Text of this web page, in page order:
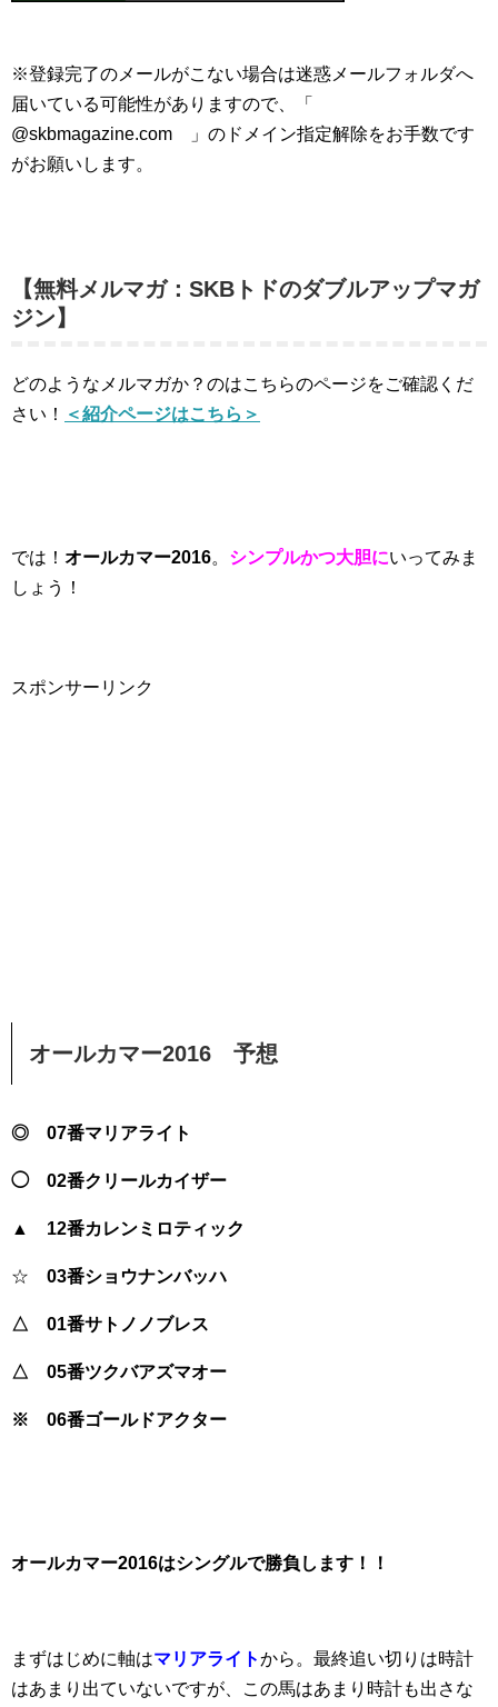
※登録完了のメールがこない場合は迷惑メールフォルダへ
届いている可能性がありますので、「
@skbmagazine.com 」のドメイン指定解除をお手数です
がお願いします。
【無料メルマガ：SKBトドのダブルアップマガ
ジン】
どのようなメルマガか？のはこちらのページをご確認くだ
さい！
＜紹介ページはこちら＞
では！ オールカマー2016。 シンプルかつ大胆にいってみま
しょう！
スポンサーリンク
オールカマー2016 予想
◎ 07番マリアライト
◯ 02番クリールカイザー
▲ 12番カレンミロティック
☆ 03番ショウナンバッハ
△ 01番サトノノブレス
△ 05番ツクバアズマオー
※ 06番ゴールドアクター
オールカマー2016はシングルで勝負します！！
まずはじめに軸はマリアライトから。最終追い切りは時計
はあまり出ていないですが、この馬はあまり時計も出さな